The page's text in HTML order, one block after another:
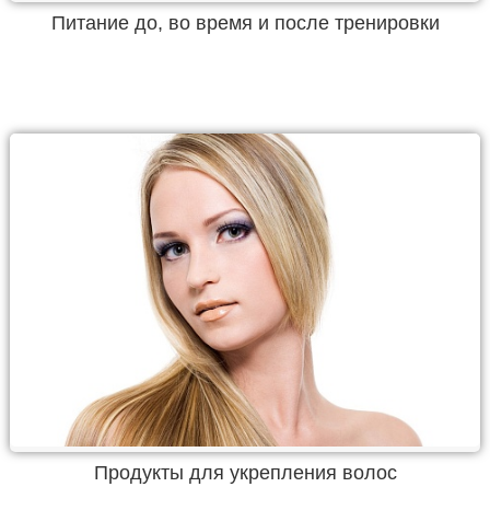
Питание до, во время и после тренировки
Продукты для укрепления волос